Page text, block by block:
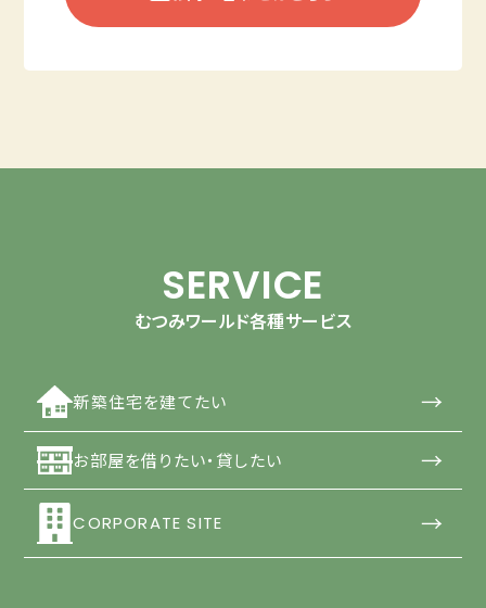
SERVICE
むつみワールド各種サービス
新築住宅を建てたい →
お部屋を借りたい・貸したい →
CORPORATE SITE →